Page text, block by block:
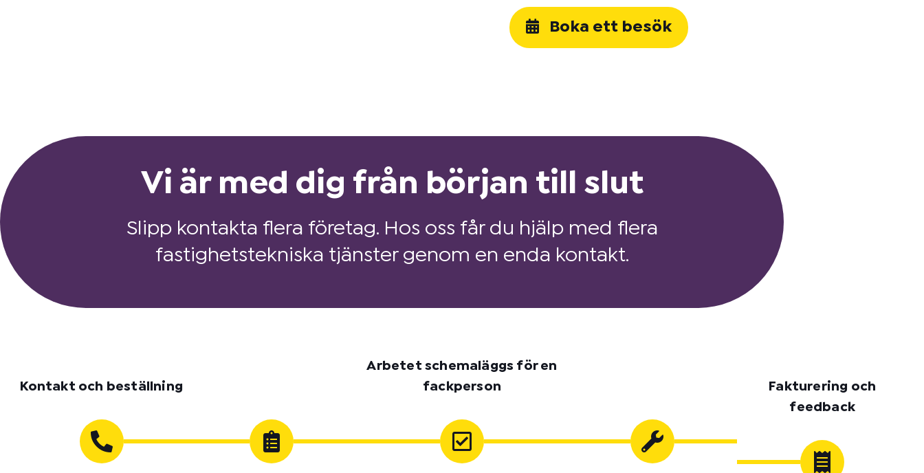
Boka ett besök
Vi är med dig från början till slut
Slipp kontakta flera företag. Hos oss får du hjälp med flera
fastighetstekniska tjänster genom en enda kontakt.
Kontakt och beställning
Arbetet schemaläggs för en
fackperson
Fakturering och
feedback